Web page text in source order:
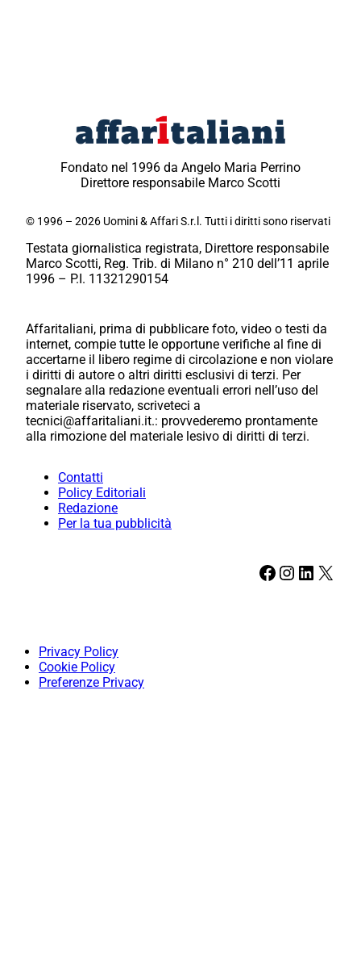
Fondato nel 1996 da Angelo Maria Perrino
Direttore responsabile Marco Scotti
© 1996 – 2026 Uomini & Affari S.r.l. Tutti i diritti sono riservati
Testata giornalistica registrata, Direttore responsabile
Marco Scotti, Reg. Trib. di Milano n° 210 dell’11 aprile
1996 – P.I. 11321290154
Affaritaliani, prima di pubblicare foto, video o testi da
internet, compie tutte le opportune verifiche al fine di
accertarne il libero regime di circolazione e non violare
i diritti di autore o altri diritti esclusivi di terzi. Per
segnalare alla redazione eventuali errori nell’uso del
materiale riservato, scriveteci a
tecnici@affaritaliani.it.: provvederemo prontamente
alla rimozione del materiale lesivo di diritti di terzi.
Contatti
Policy Editoriali
Redazione
Per la tua pubblicità
Facebook Instagram LinkedIn X
Privacy Policy
Cookie Policy
Preferenze Privacy